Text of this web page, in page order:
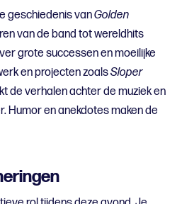
geschiedenis vanGolden
van de band tot wereldhits
grote successen en moeilijke
en projecten zoalsSloper
de verhalen achter de muziek en
Humor en anekdotes maken de